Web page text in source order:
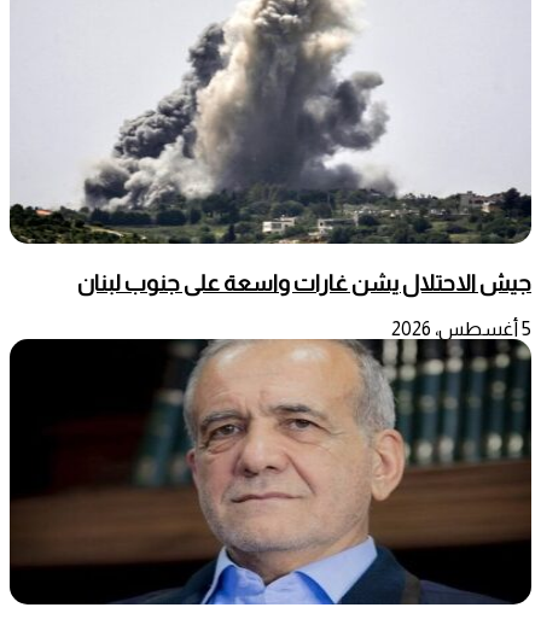
جيش الاحتلال يشن غارات واسعة على جنوب لبنان
5 أغسطس، 2026